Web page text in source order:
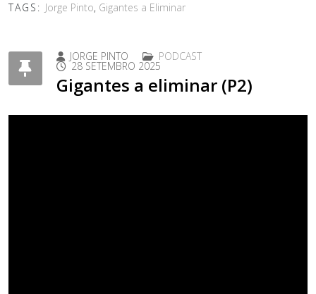
TAGS: Jorge Pinto, Gigantes a Eliminar
JORGE PINTO PODCAST
28 SETEMBRO 2025
Gigantes a eliminar (P2)